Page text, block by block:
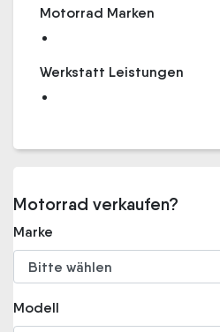
Motorrad Marken
Werkstatt Leistungen
Motorrad verkaufen?
Marke
Modell